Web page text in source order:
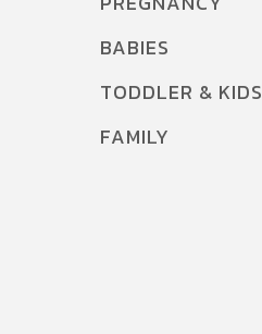
BABIES
TODDLER & KIDS
FAMILY